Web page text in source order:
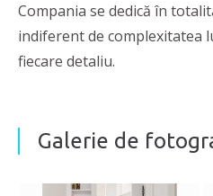
Compania se dedică în
indiferent de complexitatea
fiecare detaliu.
Galerie de